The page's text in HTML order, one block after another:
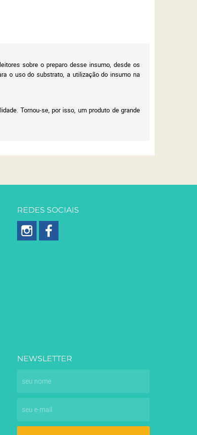
sobre o preparo desse insumo, desde os
o uso do substrato, a utilização do insumo na
Tornou-se, por isso, um produto de grande
REDES SOCIAIS
NEWSLETTER